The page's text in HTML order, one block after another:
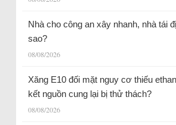
Nhà cho công an xây nhanh, nhà tái
sao?
08/08/2026
Xăng E10 đối mặt nguy cơ thiếu
kết nguồn cung lại bị thử thách?
08/08/2026